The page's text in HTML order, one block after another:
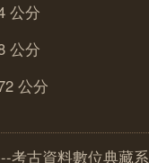
公分
公分
公分
考古資料數位典藏